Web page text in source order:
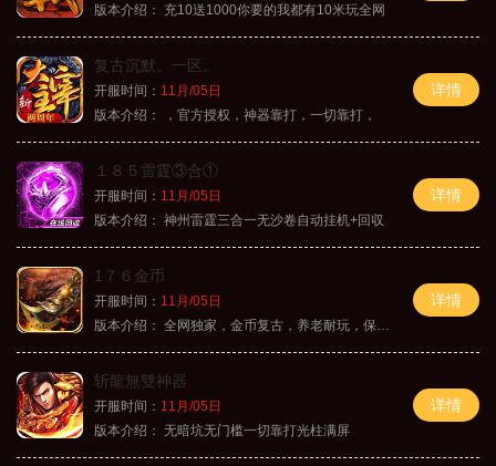
版本介绍： 充10送1000你要的我都有10米玩全网
复古沉默。一区。
开服时间： 11月/05日
版本介绍：
，官方授权，神器靠打，一切靠打，
详情
１８５雷霆③合①
开服时间： 11月/05日
版本介绍： 神州雷霆三合一无沙卷自动挂机+回収
详情
1７６金币
开服时间： 11月/05日
版本介绍： 全网独家，金币复古，养老耐玩，保底回収
详情
斩龍無雙神器
开服时间： 11月/05日
版本介绍： 无暗坑无门槛一切靠打光柱满屏
详情